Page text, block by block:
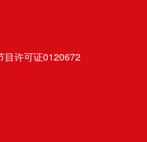
目许可证0120672